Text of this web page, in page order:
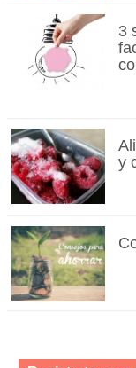
3
y